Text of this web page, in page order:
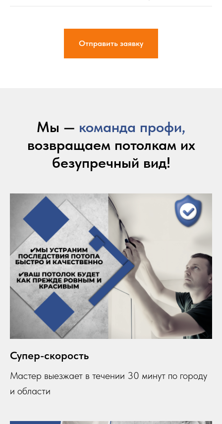
Отправить заявку
Мы — команда профи,
возвращаем потолкам их
безупречный вид!
Супер-скорость
Мастер выезжает в течении 30 минут по городу
и области